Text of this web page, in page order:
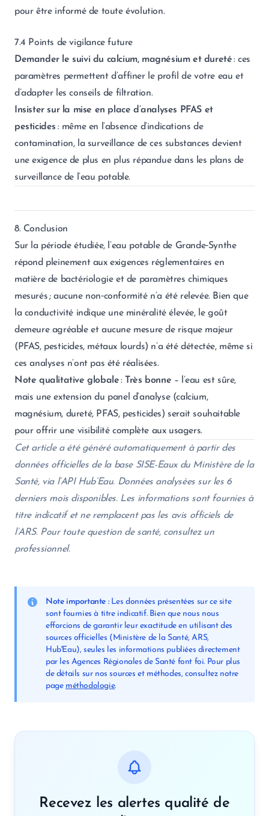
pour être informé de toute évolution.
7.4 Points de vigilance future
Demander le suivi du calcium, magnésium et dureté: ces
paramètres permettent d’affiner le profil de votre eau et
d’adapter les conseils de filtration.
Insister sur la mise en place d’analyses PFAS et
pesticides : même en l’absence d’indications de
contamination, la surveillance de ces substances devient
une exigence de plus en plus répandue dans les plans de
surveillance de l’eau potable.
8. Conclusion
Sur la période étudiée, l’eau potable de Grande‑Synthe
répond pleinement aux exigences réglementaires en
matière de bactériologie et de paramètres chimiques
mesurés ; aucune non‑conformité n’a été relevée. Bien que
la conductivité indique une minéralité élevée, le goût
demeure agréable et aucune mesure de risque majeur
(PFAS, pesticides, métaux lourds) n’a été détectée, même si
ces analyses n’ont pas été réalisées.
Note qualitative globale: Très bonne – l’eau est sûre,
mais une extension du panel d’analyse (calcium,
magnésium, dureté, PFAS, pesticides) serait souhaitable
pour offrir une visibilité complète aux usagers.
Cet article a été généré automatiquement à partir des
données officielles de la base SISE-Eaux du Ministère de la
Santé, via l’API Hub’Eau. Données analysées sur les 6
derniers mois disponibles. Les informations sont fournies à
titre indicatif et ne remplacent pas les avis officiels de
l’ARS. Pour toute question de santé, consultez un
professionnel.
Note importante :Les données présentées sur ce site
sont fournies à titre indicatif. Bien que nous nous
efforcions de garantir leur exactitude en utilisant des
sources officielles (Ministère de la Santé, ARS,
Hub'Eau), seules les informations publiées directement
par les Agences Régionales de Santé font foi. Pour plus
de détails sur nos sources et méthodes, consultez notre
page méthodologie.
Recevez les alertes qualité de